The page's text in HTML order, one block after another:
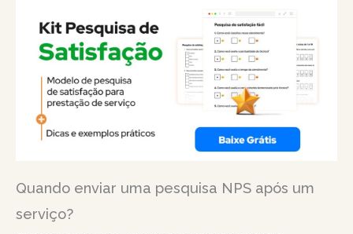
Quando enviar uma pesquisa NPS após um
serviço?